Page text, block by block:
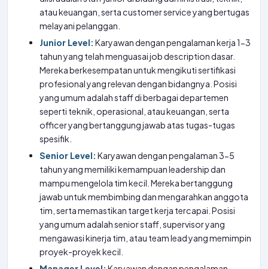
atau keuangan, serta customer service yang bertugas
melayani pelanggan.
Junior Level: Karyawan dengan pengalaman kerja 1-3
tahun yang telah menguasai job description dasar.
Mereka berkesempatan untuk mengikuti sertifikasi
profesional yang relevan dengan bidangnya. Posisi
yang umum adalah staff di berbagai departemen
seperti teknik, operasional, atau keuangan, serta
officer yang bertanggung jawab atas tugas-tugas
spesifik.
Senior Level: Karyawan dengan pengalaman 3-5
tahun yang memiliki kemampuan leadership dan
mampu mengelola tim kecil. Mereka bertanggung
jawab untuk membimbing dan mengarahkan anggota
tim, serta memastikan target kerja tercapai. Posisi
yang umum adalah senior staff, supervisor yang
mengawasi kinerja tim, atau team lead yang memimpin
proyek-proyek kecil.